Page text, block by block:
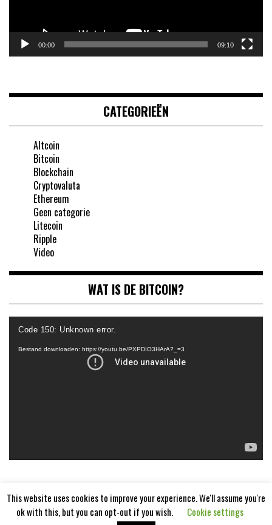
00:00 09:10
CATEGORIEËN
Altcoin
Bitcoin
Blockchain
Cryptovaluta
Ethereum
Geen categorie
Litecoin
Ripple
Video
WAT IS DE BITCOIN?
Videospeler
Code 150: Unknown error.
Bestand downloaden: https://youtu.be/PXPDIO3HArA?_=3
This website uses cookies to improve your experience. We'll assume you're
ok with this, but you can opt-out if you wish.
Cookie settings